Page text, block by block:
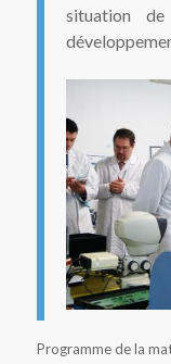
situation
Programme de la